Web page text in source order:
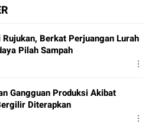
Berkat Perjuangan Lurah
Pilah Sampah
Gangguan Produksi Akibat
Diterapkan